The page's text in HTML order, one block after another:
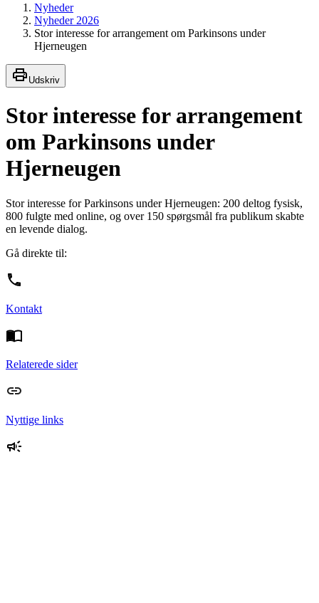
Nyheder
Nyheder 2026
Stor interesse for arrangement om Parkinsons under
Hjerneugen
Udskriv
Stor interesse for arrangement
om Parkinsons under
Hjerneugen
Stor interesse for Parkinsons under Hjerneugen: 200 deltog fysisk,
800 fulgte med online, og over 150 spørgsmål fra publikum skabte
en levende dialog.
Gå direkte til:
Kontakt
Relaterede sider
Nyttige links